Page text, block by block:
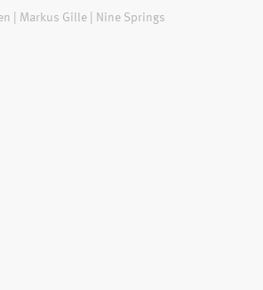
| Markus Gille | Nine Springs